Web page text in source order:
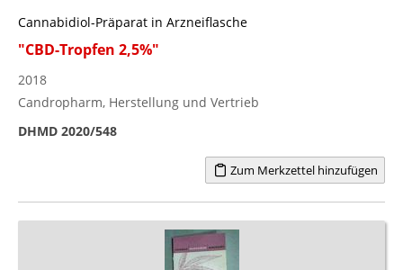
Cannabidiol-Präparat in Arzneiflasche
"CBD-Tropfen 2,5%"
2018
Candropharm, Herstellung und Vertrieb
DHMD 2020/548
Zum Merkzettel hinzufügen